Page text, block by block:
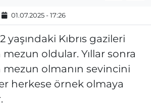
01.07.2025 - 17:26
yaşındaki Kıbrıs gazileri
oldular. Yıllar sonra
olmanın sevincini
herkese örnek olmaya